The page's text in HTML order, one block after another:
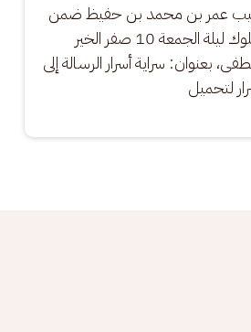
عمر بن محمد بن حفيظ ضمن
سلسلة إرشادات السلوك ليلة الجمعة 10 صفر الخير
بعنوان: سراية أسرار الرسالة إلى
لتحميل